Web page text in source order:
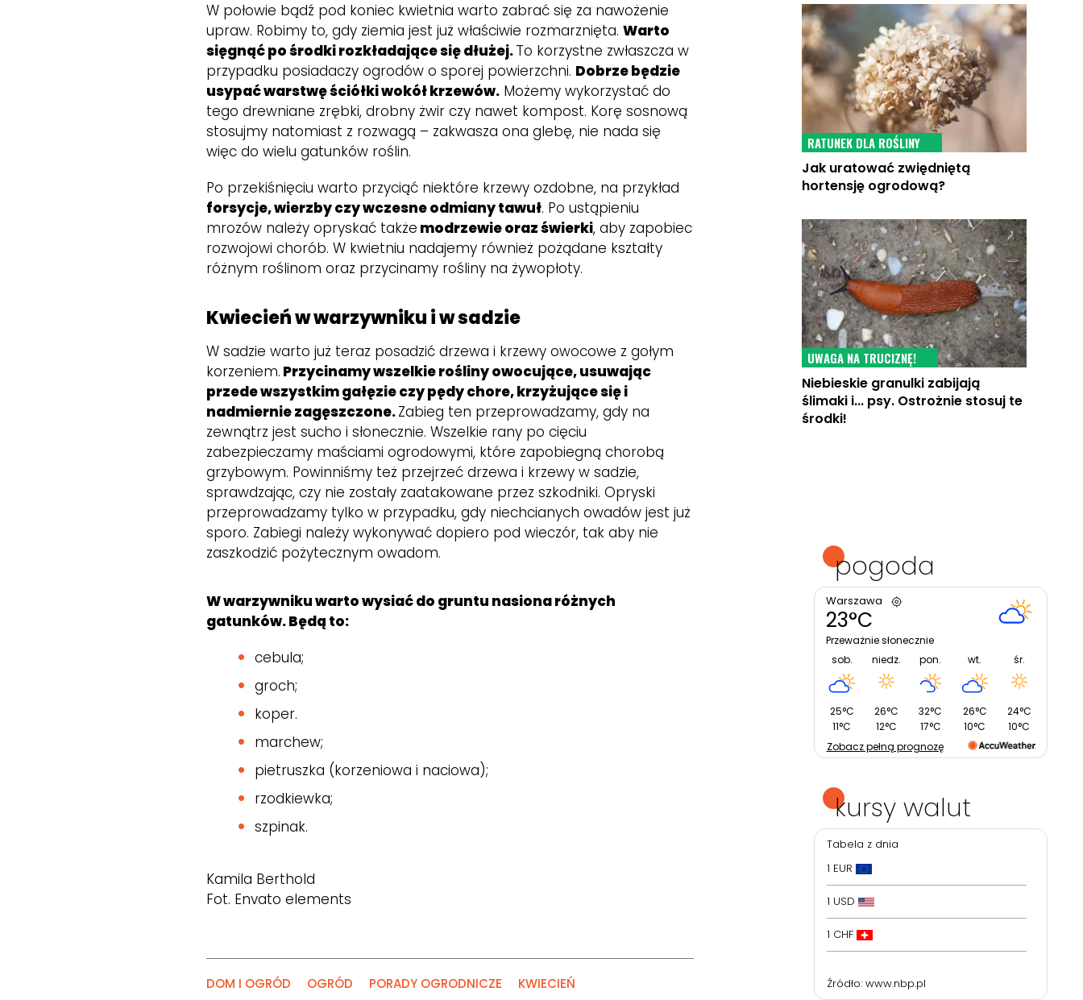
W połowie bądź pod koniec kwietnia warto zabrać się za nawożenie
upraw. Robimy to, gdy ziemia jest już właściwie rozmarznięta.Warto
sięgnąć po środki rozkładające się dłużej.To korzystne zwłaszcza w
przypadku posiadaczy ogrodów o sporej powierzchni. Dobrze będzie
usypać warstwę ściółki wokół krzewów. Możemy wykorzystać do
tego drewniane zrębki, drobny żwir czy nawet kompost. Korę sosnową
stosujmy natomiast z rozwagą – zakwasza ona glebę, nie nada się
więc do wielu gatunków roślin.
Po przekiśnięciu warto przyciąć niektóre krzewy ozdobne, na przykład
forsycje, wierzby czy wczesne odmiany tawuł. Po ustąpieniu
mrozów należy opryskać także modrzewie oraz świerki, aby zapobiec
rozwojowi chorób. W kwietniu nadajemy również pożądane kształty
różnym roślinom oraz przycinamy rośliny na żywopłoty.
Kwiecień w warzywniku i w sadzie
W sadzie warto już teraz posadzić drzewa i krzewy owocowe z gołym
korzeniem. Przycinamy wszelkie rośliny owocujące, usuwając
przede wszystkim gałęzie czy pędy chore, krzyżujące się i
nadmiernie zagęszczone.Zabieg ten przeprowadzamy, gdy na
zewnątrz jest sucho i słonecznie. Wszelkie rany po cięciu
zabezpieczamy maściami ogrodowymi, które zapobiegną chorobą
grzybowym. Powinniśmy też przejrzeć drzewa i krzewy w sadzie,
sprawdzając, czy nie zostały zaatakowane przez szkodniki. Opryski
przeprowadzamy tylko w przypadku, gdy niechcianych owadów jest już
sporo. Zabiegi należy wykonywać dopiero pod wieczór, tak aby nie
zaszkodzić pożytecznym owadom.
W warzywniku warto wysiać do gruntu nasiona różnych
gatunków. Będą to:
cebula;
groch;
koper.
marchew;
pietruszka (korzeniowa i naciowa);
rzodkiewka;
szpinak.
Kamila Berthold
Fot. Envato elements
DOM I OGRÓD OGRÓD PORADY OGRODNICZE
KWIECIEŃ
RATUNEK DLA ROŚLINY
Jak uratować zwiędniętą
hortensję ogrodową?
UWAGA NA TRUCIZNĘ!
Niebieskie granulki zabijają
ślimaki i... psy. Ostrożnie stosuj te
środki!
pogoda
Warszawa
23°C
Przeważnie słonecznie
sob.
25°C
11°C
niedz.
26°C
12°C
pon.
32°C
17°C
wt.
26°C
10°C
śr.
24°C
10°C
Zobacz pełną prognozę
kursy walut
Tabela z dnia
1 EUR
1 USD
1 CHF
Źródło: www.nbp.pl